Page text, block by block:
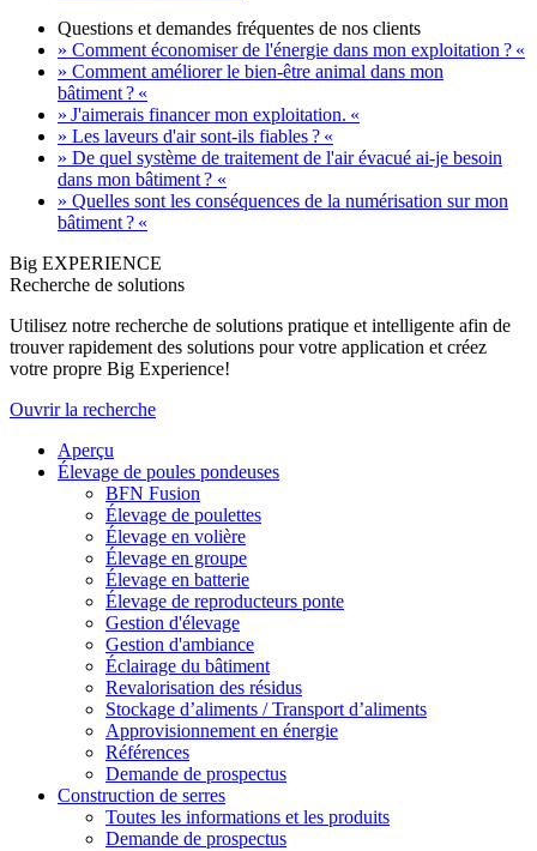
Questions et demandes fréquentes de nos clients
» Comment économiser de l'énergie dans mon exploitation ? «
» Comment améliorer le bien-être animal dans mon
bâtiment ? «
» J'aimerais financer mon exploitation. «
» Les laveurs d'air sont-ils fiables ? «
» De quel système de traitement de l'air évacué ai-je besoin
dans mon bâtiment ? «
» Quelles sont les conséquences de la numérisation sur mon
bâtiment ? «
Big EXPERIENCE
Recherche de solutions
Utilisez notre recherche de solutions pratique et intelligente afin de
trouver rapidement des solutions pour votre application et créez
votre propre Big Experience!
Ouvrir la recherche
Aperçu
Élevage de poules pondeuses
BFN Fusion
Élevage de poulettes
Élevage en volière
Élevage en groupe
Élevage en batterie
Élevage de reproducteurs ponte
Gestion d'élevage
Gestion d'ambiance
Éclairage du bâtiment
Revalorisation des résidus
Stockage d’aliments / Transport d’aliments
Approvisionnement en énergie
Références
Demande de prospectus
Construction de serres
Toutes les informations et les produits
Demande de prospectus